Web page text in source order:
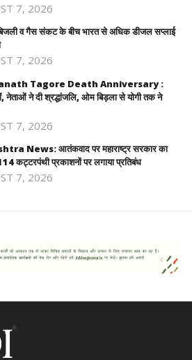
7, 2026
व गैस संकट के बीच भारत से अधिक डीजल सप्लाई
7, 2026
Tagore Death Anniversary :
नेताओं ने दी श्रद्धांजलि, ओम बिड़ला से योगी तक ने
7, 2026
News: आतंकवाद पर महाराष्ट्र सरकार का
कट्टरपंथी प्रकाशनों पर लगाया प्रतिबंध
7, 2026